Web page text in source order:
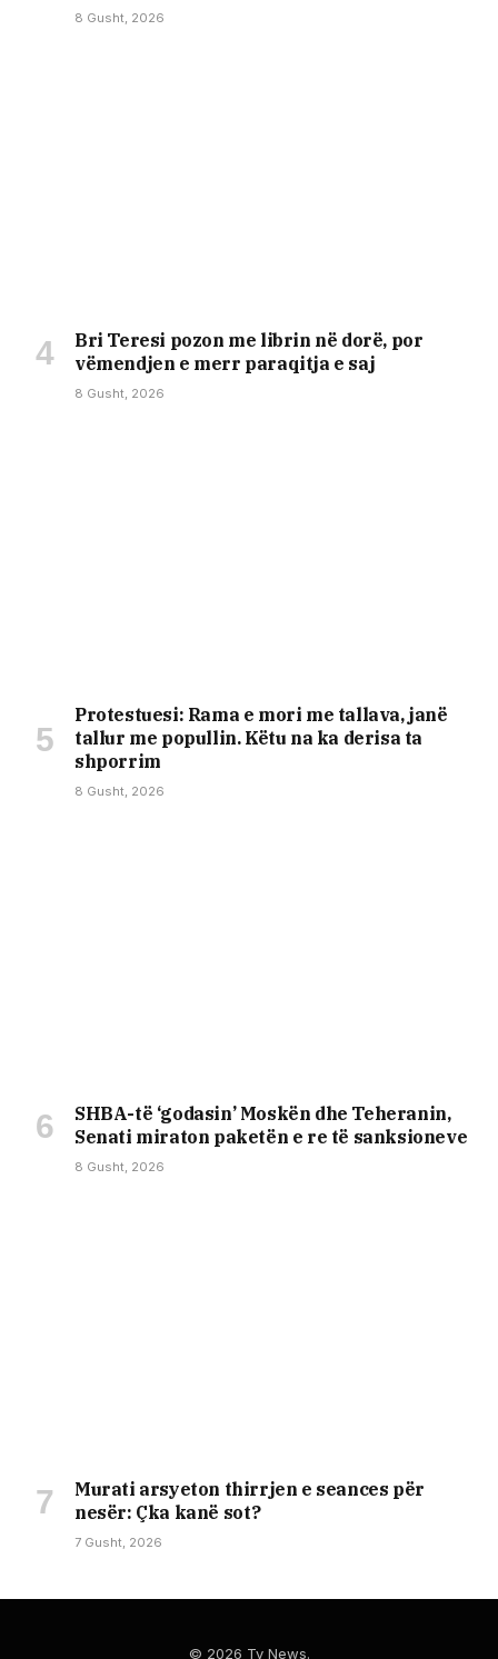
8 Gusht, 2026
Bri Teresi pozon me librin në dorë, por
vëmendjen e merr paraqitja e saj
8 Gusht, 2026
Protestuesi: Rama e mori me tallava, janë
tallur me popullin. Këtu na ka derisa ta
shporrim
8 Gusht, 2026
SHBA-të ‘godasin’ Moskën dhe Teheranin,
Senati miraton paketën e re të sanksioneve
8 Gusht, 2026
Murati arsyeton thirrjen e seances për
nesër: Çka kanë sot?
7 Gusht, 2026
© 2026 Tv News.